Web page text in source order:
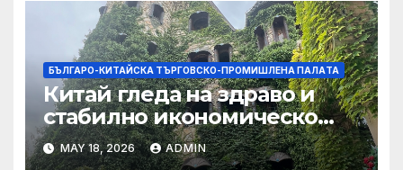
БЪЛГАРО-КИТАЙСКА ТЪРГОВСКО-ПРОМИШЛЕНА ПАЛAТА
Китай гледа на здраво и
стабилно икономическо
сътрудничество със САЩ
MAY 18, 2026 ADMIN